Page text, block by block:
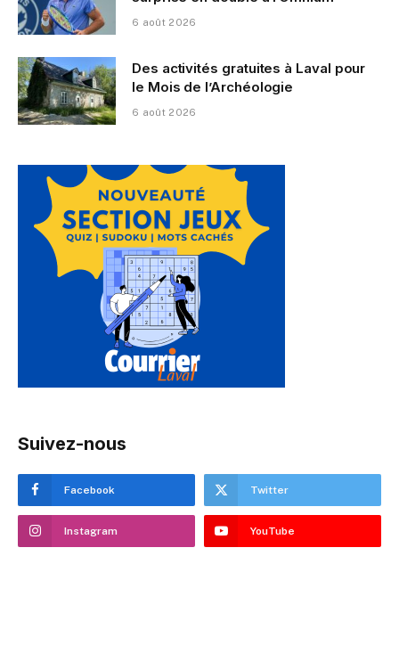
6 août 2026
Des activités gratuites à Laval pour
le Mois de l’Archéologie
6 août 2026
Suivez-nous
Facebook Twitter
Instagram YouTube